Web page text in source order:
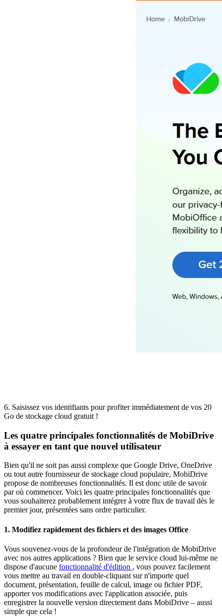
6. Saisissez vos identifiants pour profiter immédiatement de vos 20
Go de stockage cloud gratuit !
Les quatre principales fonctionnalités de MobiDrive
à essayer en tant que nouvel utilisateur
Bien qu'il ne soit pas aussi complexe que Google Drive, OneDrive
ou tout autre fournisseur de stockage cloud populaire, MobiDrive
propose de nombreuses fonctionnalités. Il est donc utile de savoir
par où commencer. Voici les quatre principales fonctionnalités que
vous souhaiterez probablement intégrer à votre flux de travail dès le
premier jour, présentées sans ordre particulier.
1. Modifiez rapidement des fichiers et des images Office
Vous souvenez-vous de la profondeur de l'intégration de MobiDrive
avec nos autres applications ? Bien que le service cloud lui-même ne
dispose d'aucune fonctionnalité d'édition , vous pouvez facilement
vous mettre au travail en double-cliquant sur n'importe quel
document, présentation, feuille de calcul, image ou fichier PDF,
apporter vos modifications avec l'application associée, puis
enregistrer la nouvelle version directement dans MobiDrive – aussi
simple que cela !